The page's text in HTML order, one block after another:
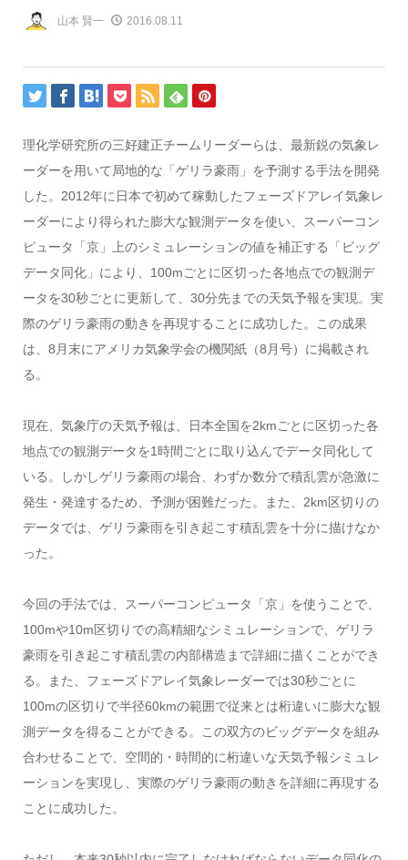
山本 賢一 2016.08.11
理化学研究所の三好建正チームリーダーらは、最新鋭の気象レ
ーダーを用いて局地的な「ゲリラ豪雨」を予測する手法を開発
した。2012年に日本で初めて稼動したフェーズドアレイ気象レ
ーダーにより得られた膨大な観測データを使い、スーパーコン
ピュータ「京」上のシミュレーションの値を補正する「ビッグ
データ同化」により、100mごとに区切った各地点での観測デ
ータを30秒ごとに更新して、30分先までの天気予報を実現。実
際のゲリラ豪雨の動きを再現することに成功した。この成果
は、8月末にアメリカ気象学会の機関紙（8月号）に掲載され
る。
現在、気象庁の天気予報は、日本全国を2kmごとに区切った各
地点での観測データを1時間ごとに取り込んでデータ同化して
いる。しかしゲリラ豪雨の場合、わずか数分で積乱雲が急激に
発生・発達するため、予測が困難だった。また、2km区切りの
データでは、ゲリラ豪雨を引き起こす積乱雲を十分に描けなか
った。
今回の手法では、スーパーコンピュータ「京」を使うことで、
100mや10m区切りでの高精細なシミュレーションで、ゲリラ
豪雨を引き起こす積乱雲の内部構造まで詳細に描くことができ
る。また、フェーズドアレイ気象レーダーでは30秒ごとに
100mの区切りで半径60kmの範囲で従来とは桁違いに膨大な観
測データを得ることができる。この双方のビッグデータを組み
合わせることで、空間的・時間的に桁違いな天気予報シミュレ
ーションを実現し、実際のゲリラ豪雨の動きを詳細に再現する
ことに成功した。